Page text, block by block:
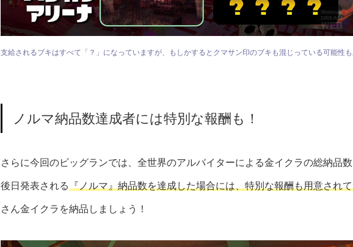
支給されるブキはすべて「？」になっていますが、もしかするとクマサン印のブキも混じっている可能性も
ノルマ納品数達成者には特別な報酬も！
さらに今回のビッグランでは、全世界のアルバイターによる金イクラの総納品数
後日発表される 『ノルマ』納品数を達成した場合には、特別な報酬も用意され
さん金イクラを納品しましょう！